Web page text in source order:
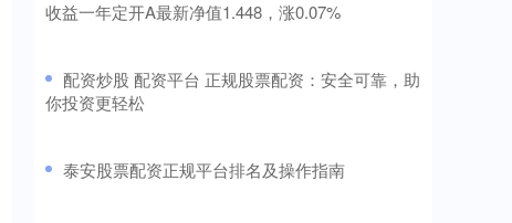
收益一年定开A最新净值1.448，涨0.07%
​配资炒股 配资平台 正规股票配资：安全可靠，助
你投资更轻松
​泰安股票配资正规平台排名及操作指南